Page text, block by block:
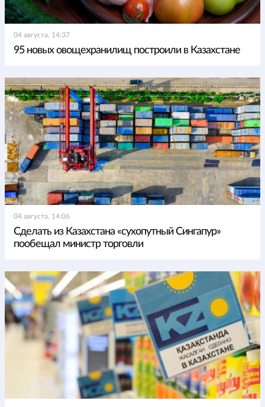
04 августа, 14:37
95 новых овощехранилищ построили в Казахстане
04 августа, 14:06
Сделать из Казахстана «сухопутный Сингапур»
пообещал министр торговли